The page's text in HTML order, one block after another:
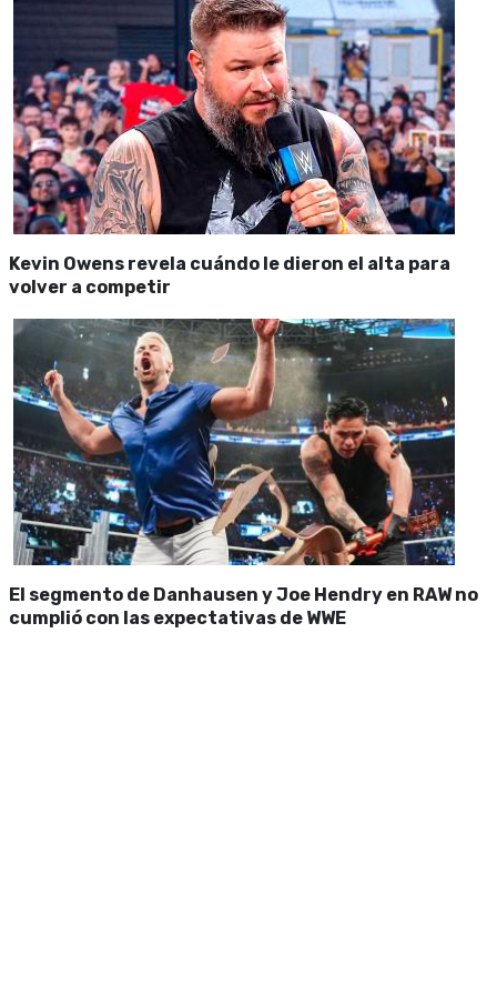
Kevin Owens revela cuándo le dieron el alta para
volver a competir
El segmento de Danhausen y Joe Hendry en RAW no
cumplió con las expectativas de WWE